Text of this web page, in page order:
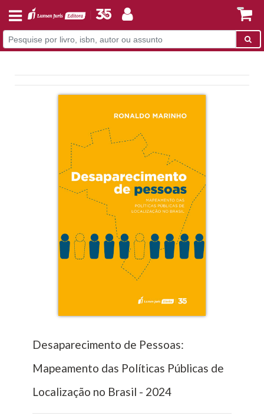
Desaparecimento de Pessoas:
Mapeamento das Políticas Públicas de
Localização no Brasil - 2024